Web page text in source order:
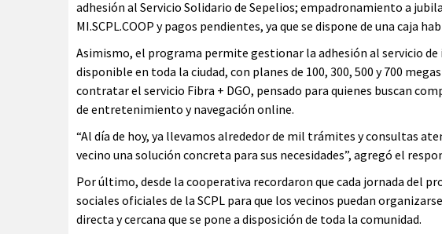
adhesión al Servicio Solidario de Sepelios; empadronamiento a
MI.SCPL.COOP y pagos pendientes, ya que se dispone de una caja
Asimismo, el programa permite gestionar la adhesión al servicio
disponible en toda la ciudad, con planes de 100, 300, 500 y 700
contratar el servicio Fibra + DGO, pensado para quienes buscan
de entretenimiento y navegación online.
“Al día de hoy, ya llevamos alrededor de mil trámites y consultas
vecino una solución concreta para sus necesidades”, agregó el
Por último, desde la cooperativa recordaron que cada jornada del
sociales oficiales de la SCPL para que los vecinos puedan
directa y cercana que se pone a disposición de toda la comunidad.